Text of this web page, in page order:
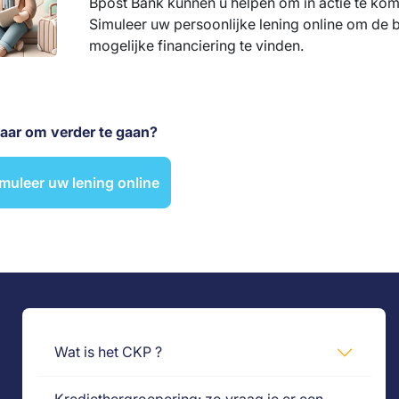
Simuleer uw persoonlijke lening online om de
mogelijke financiering te vinden.
om verder te gaan?
uw lening online
Wat is het CKP ?